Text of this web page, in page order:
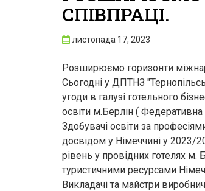
СПІВПРАЦІ.
листопада 17, 2023
Розширюємо горизонти
Сьогодні у ДПТНЗ
угоди в галузі готельного
освіти м.Берлін ( Федеративна
Здобувачі освіти за
досвідом у Німеччині у 2023/
рівень у провідних готелях м.
туристичними ресурсами
Викладачі та майстри